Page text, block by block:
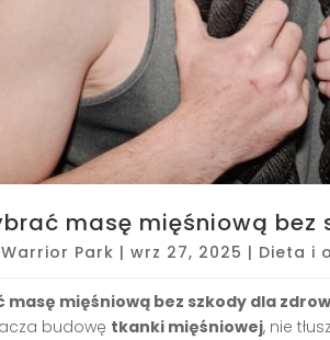
masę mięśniową bez
Park | wrz 27, 2025 | Dieta i
mięśniową bez szkody dla
budowę tkanki mięśniowej, nie